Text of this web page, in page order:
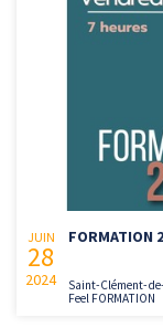
JUIN
28
2024
Saint-Clément-
Feel FORMATION